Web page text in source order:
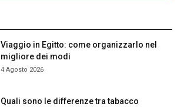
Viaggio in Egitto: come organizzarlo nel
migliore dei modi
4 Agosto 2026
Quali sono le differenze tra tabacco